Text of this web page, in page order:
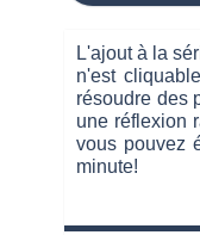
L'ajout à la
n'est
résoudre des
une réflexion
vous pouvez
minute!